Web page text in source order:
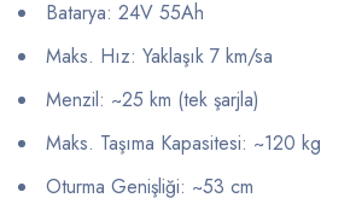
Batarya: 24V 55Ah
Maks. Hız: Yaklaşık 7 km/sa
Menzil: ~25 km (tek şarjla)
Maks. Taşıma Kapasitesi: ~120 kg
Oturma Genişliği: ~53 cm